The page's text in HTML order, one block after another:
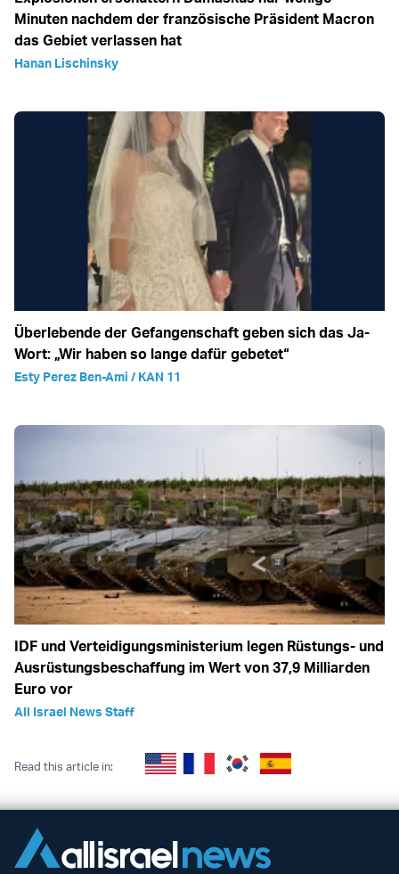
Minuten nachdem der französische Präsident Macron
das Gebiet verlassen hat
Hanan Lischinsky
Überlebende der Gefangenschaft geben sich das Ja-
Wort: „Wir haben so lange dafür gebetet“
Esty Perez Ben-Ami / KAN 11
IDF und Verteidigungsministerium legen Rüstungs- und
Ausrüstungsbeschaffung im Wert von 37,9 Milliarden
Euro vor
All Israel News Staff
Read this article in: